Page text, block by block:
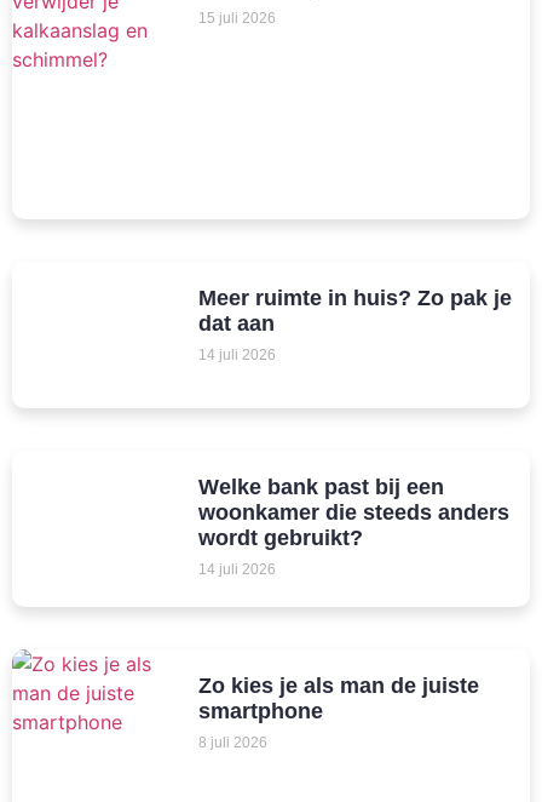
15 juli 2026
Meer ruimte in huis? Zo pak je
dat aan
14 juli 2026
Welke bank past bij een
woonkamer die steeds anders
wordt gebruikt?
14 juli 2026
Zo kies je als man de juiste
smartphone
8 juli 2026